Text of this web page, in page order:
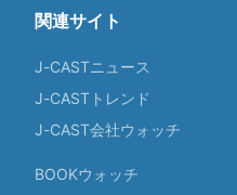
関連サイト
J-CASTニュース
J-CASTトレンド
J-CAST会社ウォッチ
BOOKウォッチ